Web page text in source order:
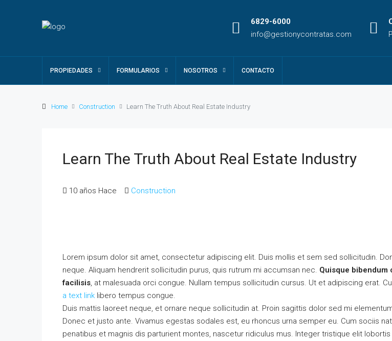
6829-6000
info@gestionycontratas.com
PROPIEDADES FORMULARIOS NOSOTROS CONTACTO
Home Construction Learn The Truth About Real Estate Industry
Learn The Truth About Real Estate Industry
10 años Hace Construction
Lorem ipsum dolor sit amet, consectetur adipiscing elit. Duis mollis et sem sed sollicitudin.
neque. Aliquam hendrerit sollicitudin purus, quis rutrum mi accumsan nec. Quisque bibendum
facilisis, at malesuada orci congue. Nullam tempus sollicitudin cursus. Ut et adipiscing erat.
a text link libero tempus congue.
Duis mattis laoreet neque, et ornare neque sollicitudin at. Proin sagittis dolor sed mi
Donec et justo ante. Vivamus egestas sodales est, eu rhoncus urna semper eu. Cum sociis
penatibus et magnis dis parturient montes, nascetur ridiculus mus. Integer tristique elit lobortis